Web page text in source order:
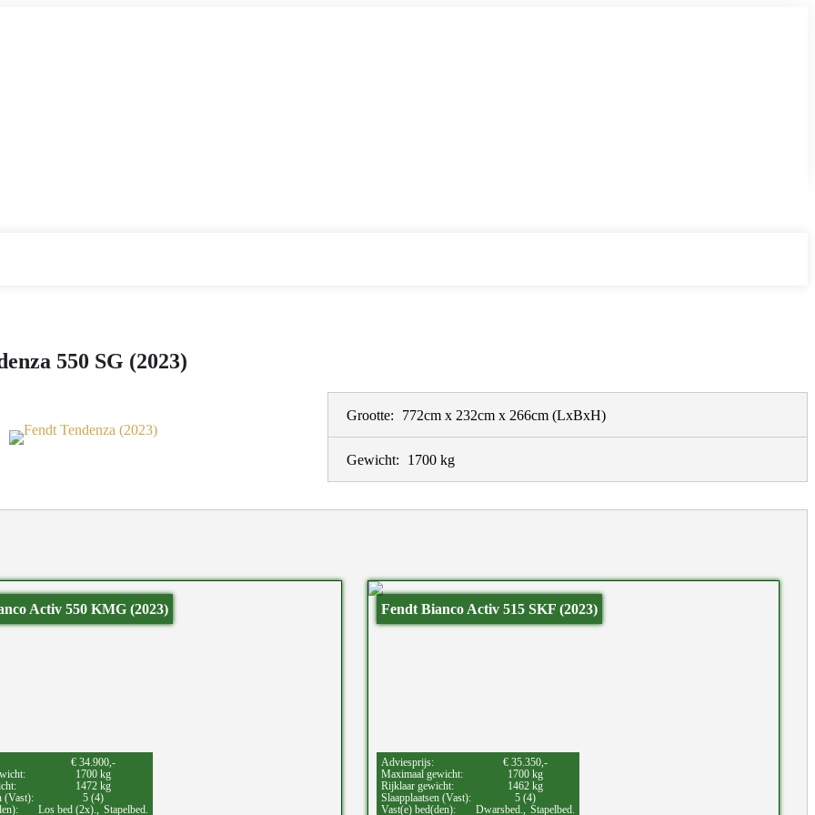
550 SG (2023)
Grootte: 772cm x 232cm x 266cm(LxBxH)
Gewicht: 1700 kg
Activ 550 KMG (2023)
€ 34.900,-
1700 kg
1472 kg
(Vast):
5 (4)
Los bed (2x).,
Stapelbed.
Fendt Bianco Activ 515 SKF (2023)
Adviesprijs:
€ 35.350,-
Maximaal gewicht:
1700 kg
Rijklaar gewicht:
1462 kg
Slaapplaatsen (Vast):
5 (4)
Vast(e) bed(den):
Dwarsbed.,
Stapelbed.